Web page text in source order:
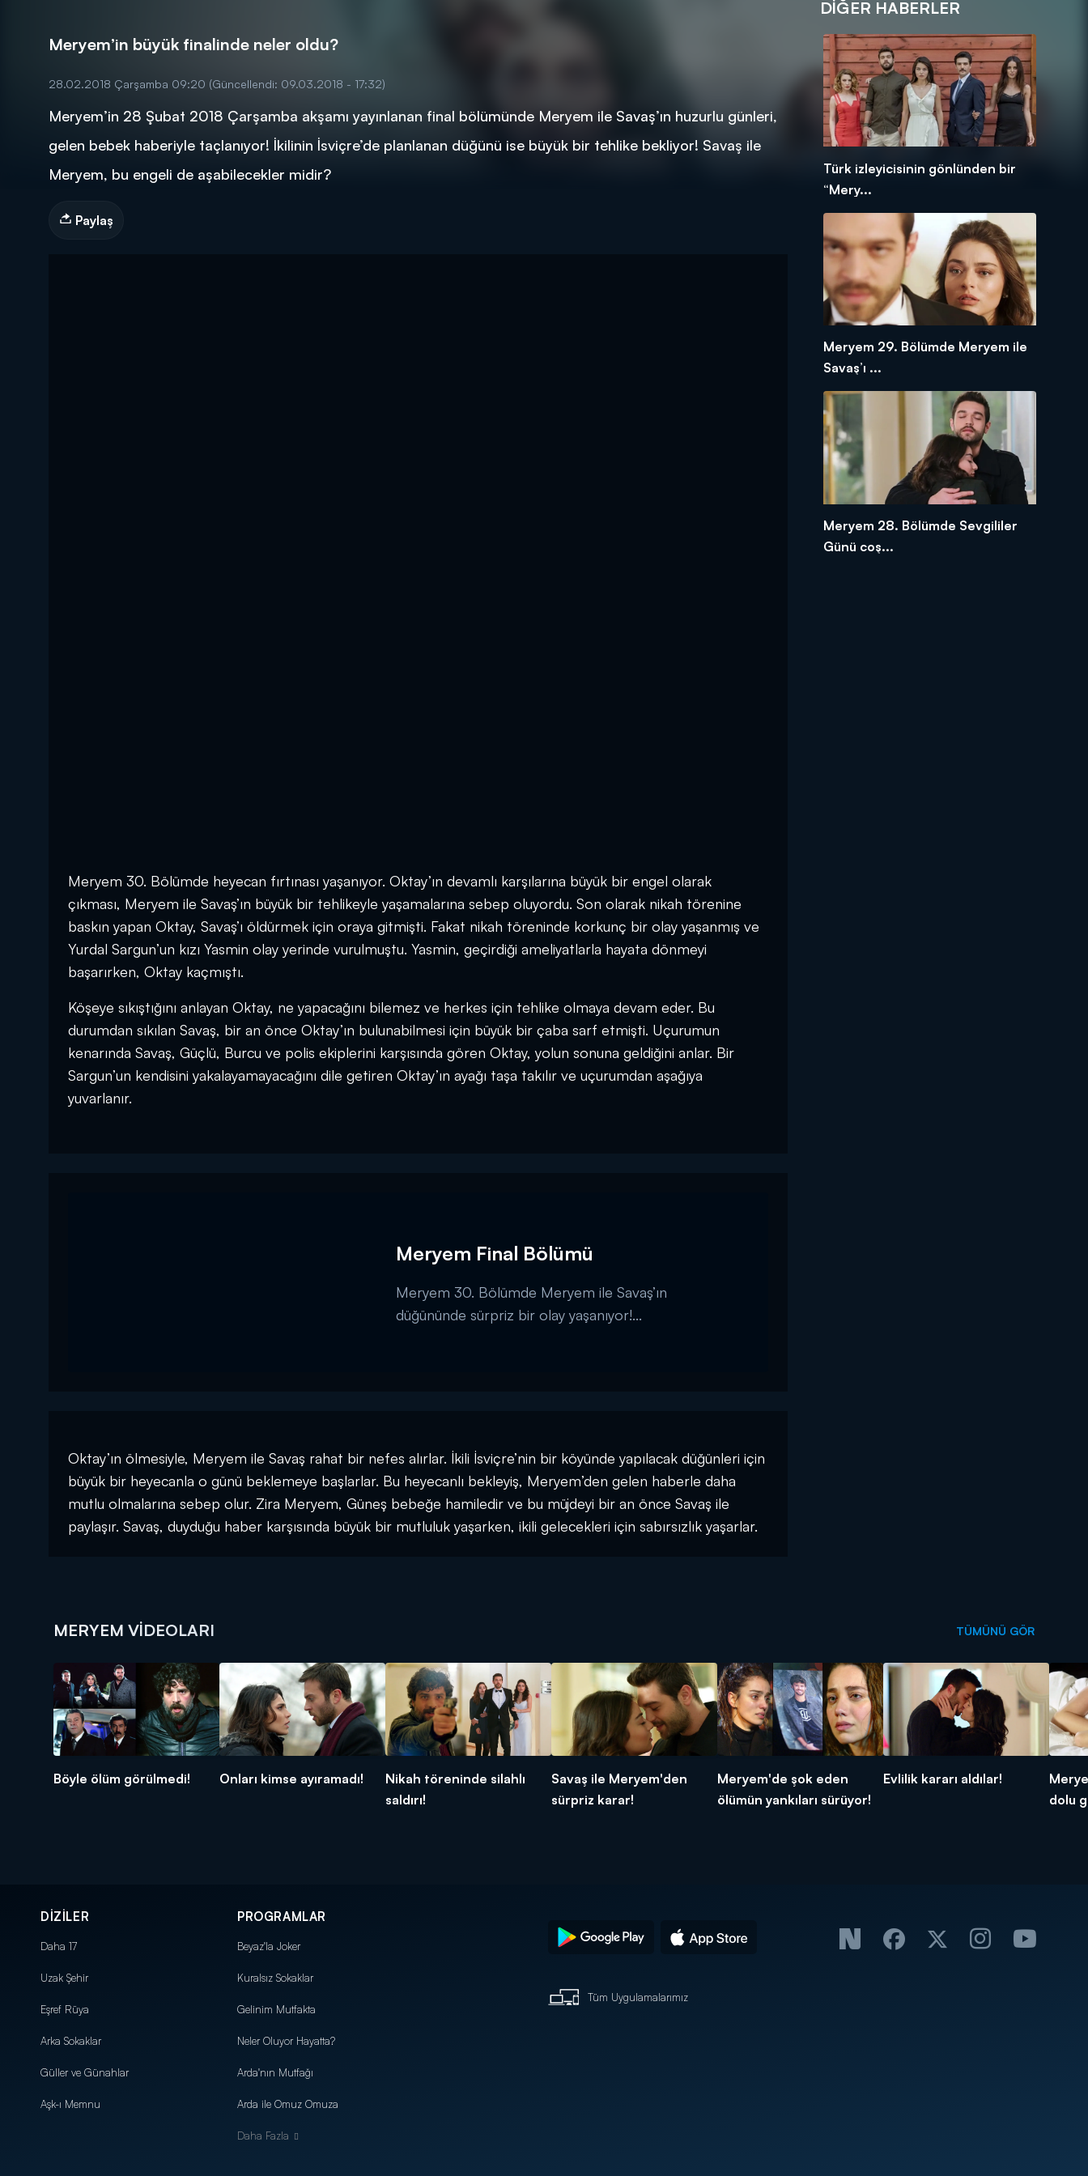
DİĞER SONUÇLAR
Meryem’in büyük finalinde neler oldu?
28.02.2018 Çarşamba 09:20 (Güncellendi: 09.03.2018 - 17:32)
Meryem’in 28 Şubat 2018 Çarşamba akşamı yayınlanan final bölümünde Meryem ile Savaş’ın huzurlu günleri,
gelen bebek haberiyle taçlanıyor! İkilinin İsviçre’de planlanan düğünü ise büyük bir tehlike bekliyor! Savaş ile
Meryem, bu engeli de aşabilecekler midir?
Paylaş
Meryem 30. Bölümde heyecan fırtınası yaşanıyor. Oktay’ın devamlı karşılarına büyük bir engel olarak
çıkması, Meryem ile Savaş’ın büyük bir tehlikeyle yaşamalarına sebep oluyordu. Son olarak nikah törenine
baskın yapan Oktay, Savaş’ı öldürmek için oraya gitmişti. Fakat nikah töreninde korkunç bir olay yaşanmış ve
Yurdal Sargun’un kızı Yasmin olay yerinde vurulmuştu. Yasmin, geçirdiği ameliyatlarla hayata dönmeyi
başarırken, Oktay kaçmıştı.
Köşeye sıkıştığını anlayan Oktay, ne yapacağını bilemez ve herkes için tehlike olmaya devam eder. Bu
durumdan sıkılan Savaş, bir an önce Oktay’ın bulunabilmesi için büyük bir çaba sarf etmişti. Uçurumun
kenarında Savaş, Güçlü, Burcu ve polis ekiplerini karşısında gören Oktay, yolun sonuna geldiğini anlar. Bir
Sargun’un kendisini yakalayamayacağını dile getiren Oktay’ın ayağı taşa takılır ve uçurumdan aşağıya
yuvarlanır.
Meryem Final Bölümü
Meryem 30. Bölümde Meryem ile Savaş’ın
düğününde sürpriz bir olay yaşanıyor!...
Oktay’ın ölmesiyle, Meryem ile Savaş rahat bir nefes alırlar. İkili İsviçre’nin bir köyünde yapılacak düğünleri için
büyük bir heyecanla o günü beklemeye başlarlar. Bu heyecanlı bekleyiş, Meryem’den gelen haberle daha
mutlu olmalarına sebep olur. Zira Meryem, Güneş bebeğe hamiledir ve bu müjdeyi bir an önce Savaş ile
paylaşır. Savaş, duyduğu haber karşısında büyük bir mutluluk yaşarken, ikili gelecekleri için sabırsızlık yaşarlar.
DIĞER HABERLER
Türk izleyicisinin gönlünden bir
“Mery...
Meryem 29. Bölümde Meryem ile
Savaş’ı ...
Meryem 28. Bölümde Sevgililer
Günü coş...
MERYEM VIDEOLARI TÜMÜNÜ GÖR
Böyle ölüm görülmedi! Onları kimse ayıramadı!
Nikah töreninde silahlı
saldırı!
Savaş ile Meryem'den
sürpriz karar!
Meryem'de şok eden
ölümün yankıları sürüyor!
Evlilik kararı aldılar!
dolu
DİZİLER
Daha 17
Uzak Şehir
Eşref Rüya
Arka Sokaklar
Güller ve Günahlar
Aşk-ı Memnu
PROGRAMLAR
Beyaz'la Joker
Kuralsız Sokaklar
Gelinim Mutfakta
Neler Oluyor Hayatta?
Arda'nın Mutfağı
Arda ile Omuz Omuza
Daha Fazla
Tüm Uygulamalarımız